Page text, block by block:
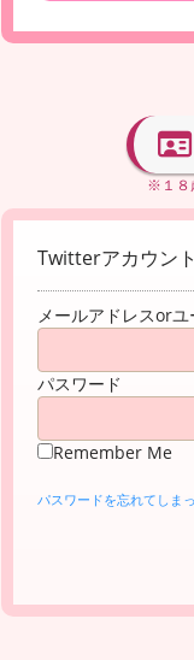
※１８
Twitterアカウン
メールアドレスor
パスワード
Remember Me
パスワードを忘れてしま